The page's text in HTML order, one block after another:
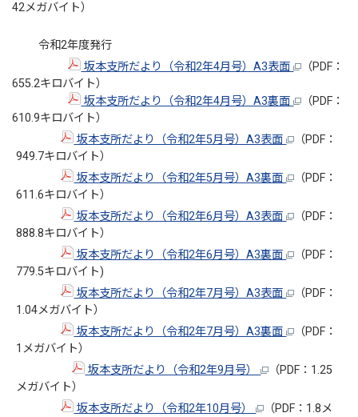
42メガバイト）
令和2年度発行
坂本支所だより（令和2年4月号）A3表面
（PDF：
655.2キロバイト）
坂本支所だより（令和2年4月号）A3裏面
（PDF：
610.9キロバイト）
坂本支所だより（令和2年5月号）A3表面
（PDF：
949.7キロバイト）
坂本支所だより（令和2年5月号）A3裏面
（PDF：
611.6キロバイト）
坂本支所だより（令和2年6月号）A3表面
（PDF：
888.8キロバイト）
坂本支所だより（令和2年6月号）A3裏面
（PDF：
779.5キロバイト)
坂本支所だより（令和2年7月号）A3表面
（PDF：
1.04メガバイト）
坂本支所だより（令和2年7月号）A3裏面
（PDF：
1メガバイト）
坂本支所だより（令和2年9月号）
（PDF：1.25
メガバイト）
坂本支所だより（令和2年10月号）
（PDF：1.8メ